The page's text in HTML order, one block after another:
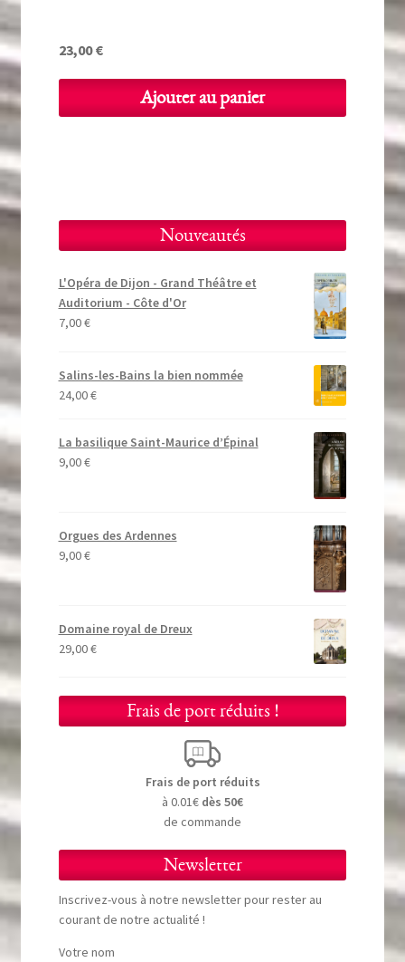
23,00€
Ajouter au panier
Nouveautés
L'Opéra de Dijon - Grand Théâtre et
Auditorium - Côte d'Or
7,00€
Salins-les-Bains la bien nommée
24,00€
La basilique Saint-Maurice d’Épinal
9,00€
Orgues des Ardennes
9,00€
Domaine royal de Dreux
29,00€
Frais de port réduits !
Frais de port réduits
à 0.01€ dès 50€
de commande
Newsletter
Inscrivez-vous à notre newsletter pour rester au
courant de notre actualité !
Votre nom